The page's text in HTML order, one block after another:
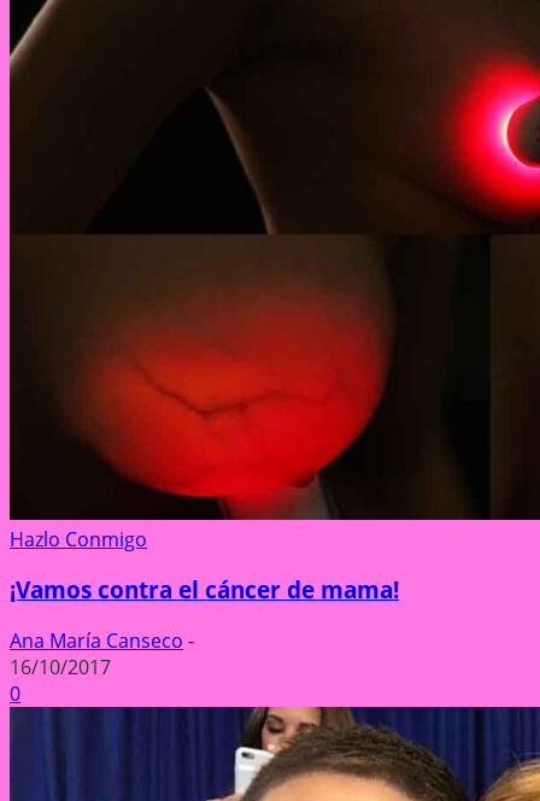
Hazlo Conmigo
¡Vamos contra el cáncer de mama!
Ana María Canseco -
16/10/2017
0